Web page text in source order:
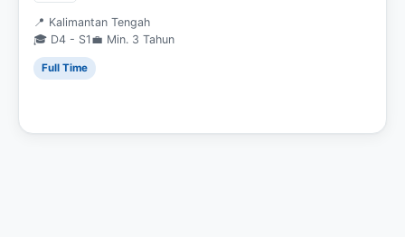
📍 Kalimantan Tengah
🎓 D4 - S1 💼 Min. 3 Tahun
Full Time